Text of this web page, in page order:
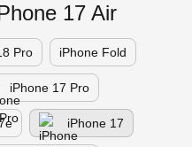
17 Air
Pro iPhone Fold
iPhone 17 Pro
iPhone 17